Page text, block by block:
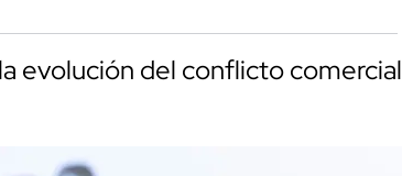
evolución del conflicto comercial